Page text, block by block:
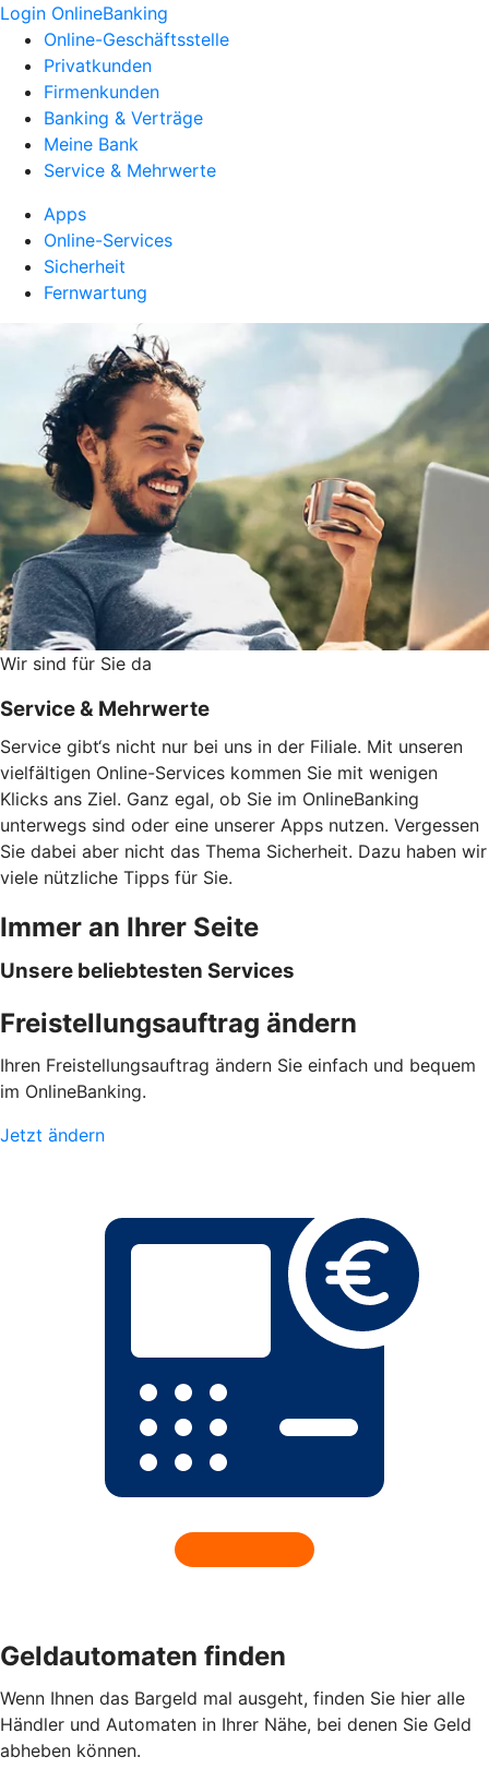
Login OnlineBanking
Online-Geschäftsstelle
Privatkunden
Firmenkunden
Banking & Verträge
Meine Bank
Service & Mehrwerte
Apps
Online-Services
Sicherheit
Fernwartung
Wir sind für Sie da
Service & Mehrwerte
Service gibt‘s nicht nur bei uns in der Filiale. Mit unseren
vielfältigen Online-Services kommen Sie mit wenigen
Klicks ans Ziel. Ganz egal, ob Sie im OnlineBanking
unterwegs sind oder eine unserer Apps nutzen. Vergessen
Sie dabei aber nicht das Thema Sicherheit. Dazu haben wir
viele nützliche Tipps für Sie.
Immer an Ihrer Seite
Unsere beliebtesten Services
Freistellungsauftrag ändern
Ihren Freistellungsauftrag ändern Sie einfach und bequem
im OnlineBanking.
Jetzt ändern
Geldautomaten finden
Wenn Ihnen das Bargeld mal ausgeht, finden Sie hier alle
Händler und Automaten in Ihrer Nähe, bei denen Sie Geld
abheben können.